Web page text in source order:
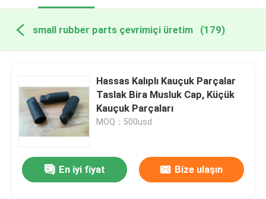
small rubber parts çevrimiçi üretim (179)
Hassas Kalıplı Kauçuk Parçalar
Taslak Bira Musluk Cap, Küçük
Kauçuk Parçaları
MOQ：500usd
En iyi fiyat Bize ulaşın